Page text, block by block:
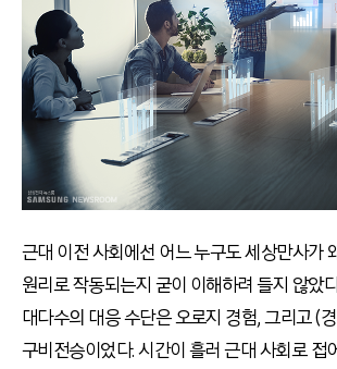
근대 이전 사회에선 어느 누구도 세상만사가
원리로 작동되는지 굳이 이해하려 들지 않았
대다수의 대응 수단은 오로지 경험, 그리고 (
구비전승이었다. 시간이 흘러 근대 사회로 접